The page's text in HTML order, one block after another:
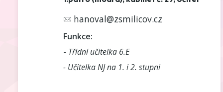
hanoval@zsmilicov.cz
Funkce:
- Třídní učitelka 6.E
- Učitelka NJ na 1. i 2. stupni